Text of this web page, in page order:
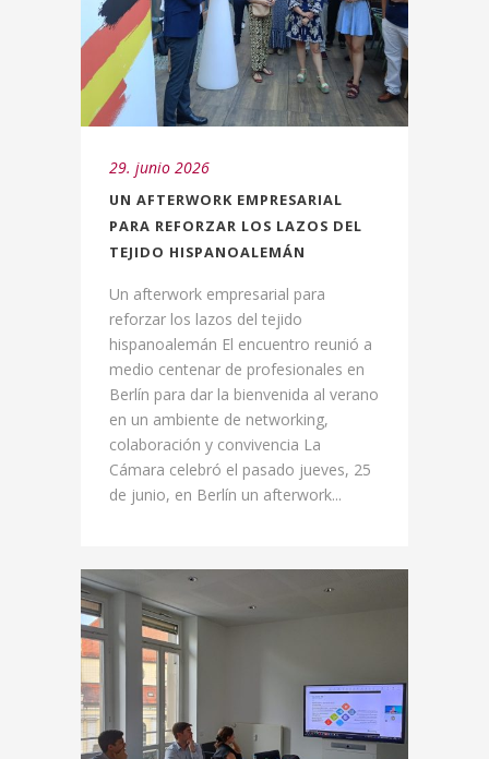
29. junio 2026
UN AFTERWORK EMPRESARIAL
PARA REFORZAR LOS LAZOS DEL
TEJIDO HISPANOALEMÁN
Un afterwork empresarial para
reforzar los lazos del tejido
hispanoalemán El encuentro reunió a
medio centenar de profesionales en
Berlín para dar la bienvenida al verano
en un ambiente de networking,
colaboración y convivencia La
Cámara celebró el pasado jueves, 25
de junio, en Berlín un afterwork...